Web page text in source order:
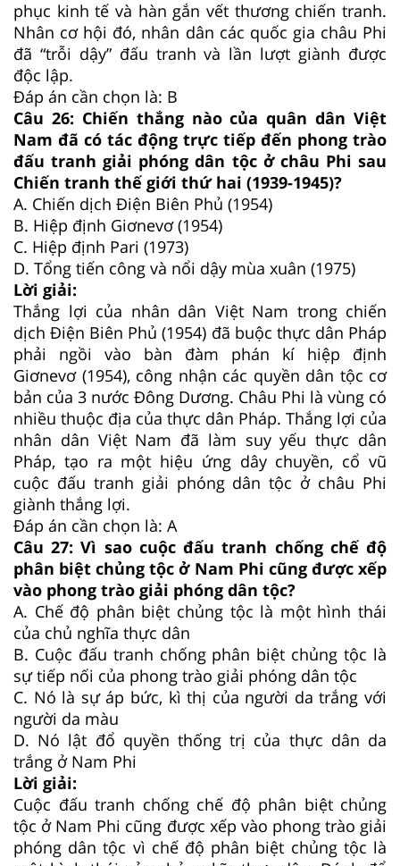
phục kinh tế và hàn gắn vết thương chiến tranh.
Nhân cơ hội đó, nhân dân các quốc gia châu Phi
đã “trỗi dậy” đấu tranh và lần lượt giành được
độc lập.
Đáp án cần chọn là: B
Câu 26: Chiến thắng nào của quân dân Việt
Nam đã có tác động trực tiếp đến phong trào
đấu tranh giải phóng dân tộc ở châu Phi sau
Chiến tranh thế giới thứ hai (1939-1945)?
A. Chiến dịch Điện Biên Phủ (1954)
B. Hiệp định Giơnevơ (1954)
C. Hiệp định Pari (1973)
D. Tổng tiến công và nổi dậy mùa xuân (1975)
Lời giải:
Thắng lợi của nhân dân Việt Nam trong chiến
dịch Điện Biên Phủ (1954) đã buộc thực dân Pháp
phải ngồi vào bàn đàm phán kí hiệp định
Giơnevơ (1954), công nhận các quyền dân tộc cơ
bản của 3 nước Đông Dương. Châu Phi là vùng có
nhiều thuộc địa của thực dân Pháp. Thắng lợi của
nhân dân Việt Nam đã làm suy yếu thực dân
Pháp, tạo ra một hiệu ứng dây chuyền, cổ vũ
cuộc đấu tranh giải phóng dân tộc ở châu Phi
giành thắng lợi.
Đáp án cần chọn là: A
Câu 27:Vì sao cuộc đấu tranh chống chế độ
phân biệt chủng tộc ở Nam Phi cũng được xếp
vào phong trào giải phóng dân tộc?
A. Chế độ phân biệt chủng tộc là một hình thái
của chủ nghĩa thực dân
B. Cuộc đấu tranh chống phân biệt chủng tộc là
sự tiếp nối của phong trào giải phóng dân tộc
C. Nó là sự áp bức, kì thị của người da trắng với
người da màu
D. Nó lật đổ quyền thống trị của thực dân da
trắng ở Nam Phi
Lời giải:
Cuộc đấu tranh chống chế độ phân biệt chủng
tộc ở Nam Phi cũng được xếp vào phong trào giải
phóng dân tộc vì chế độ phân biệt chủng tộc là